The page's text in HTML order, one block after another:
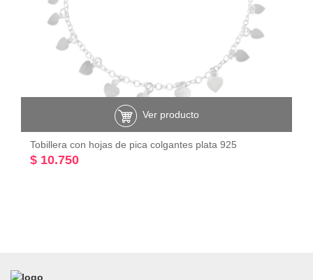
Ver producto
Tobillera con hojas de pica colgantes plata 925
$ 10.750